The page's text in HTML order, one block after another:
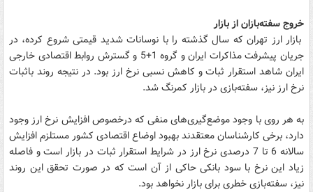
خروج سفته‌بازان از بازار
بازار ارز تهران که سال گذشته را با نوسانات شدید قیمتی شروع کرده، در
جریان پیشرفت مذاکرات ایران و گروه 1+5 و گسترش روابط اقتصادی خارجی
ایران شاهد استقرار ثبات و کاهش نسبی نرخ ارز بود. در نتیجه روند باثبات
نرخ ارز نیز، سفته‌بازی در بازار کمرنگ شد.
به هر روی با وجود موضع‌گیری‌های منفی که درخصوص افزایش نرخ ارز وجود
دارد، برخی کارشناسان معتقدند بهبود اوضاع اقتصادی کشور مستلزم افزایش
سالانه 6 تا 7 درصدی نرخ ارز در شرایط استقرار ثبات در بازار است و فاصله
زیاد این نرخ با سود بانکی حاکی از آن است که در صورت تحقق این روند
نیز، سفته‌بازی خطری برای بازار نخواهد بود.